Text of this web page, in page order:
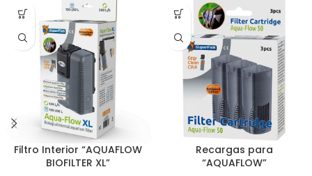
Filtro Interior “AQUAFLOW
BIOFILTER XL”
Recargas para
“AQUAFLOW”